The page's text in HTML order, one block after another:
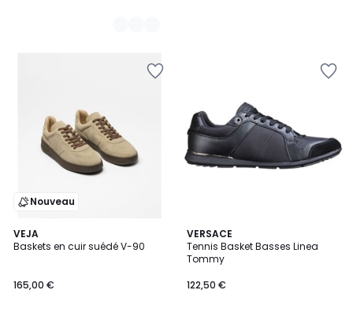
Nouveau
VEJA
Baskets en cuir suédé V-90
165,00 €
VERSACE
Tennis Basket Basses Linea
Tommy
122,50 €